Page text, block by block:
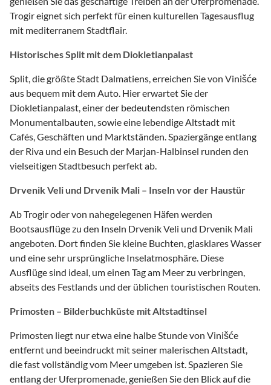
Trogir eignet sich perfekt für einen kulturellen Tagesausflug
mit mediterranem Stadtflair.
Historisches Split mit dem Diokletianpalast
Split, die größte Stadt Dalmatiens, erreichen Sie von Vinišće
aus bequem mit dem Auto. Hier erwartet Sie der
Diokletianpalast, einer der bedeutendsten römischen
Monumentalbauten, sowie eine lebendige Altstadt mit
Cafés, Geschäften und Marktständen. Spaziergänge entlang
der Riva und ein Besuch der Marjan-Halbinsel runden den
vielseitigen Stadtbesuch perfekt ab.
Drvenik Veli und Drvenik Mali – Inseln vor der Haustür
Ab Trogir oder von nahegelegenen Häfen werden
Bootsausflüge zu den Inseln Drvenik Veli und Drvenik Mali
angeboten. Dort finden Sie kleine Buchten, glasklares Wasser
und eine sehr ursprüngliche Inselatmosphäre. Diese
Ausflüge sind ideal, um einen Tag am Meer zu verbringen,
abseits des Festlands und der üblichen touristischen Routen.
Primosten – Bilderbuchküste mit Altstadtinsel
Primosten liegt nur etwa eine halbe Stunde von Vinišće
entfernt und beeindruckt mit seiner malerischen Altstadt,
die fast vollständig vom Meer umgeben ist. Spazieren Sie
entlang der Uferpromenade, genießen Sie den Blick auf die